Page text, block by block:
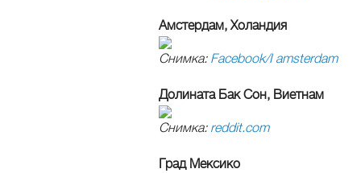
Амстердам, Холандия
Снимка: Facebook/I amsterdam
Долината Бак Сон, Виетнам
Снимка: reddit.com
Град Мексико